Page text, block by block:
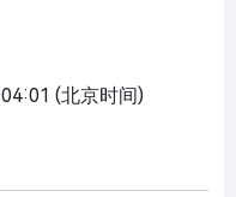
(北京时间)